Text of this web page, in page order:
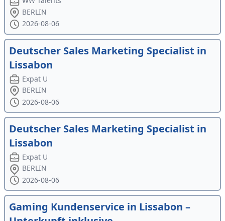
BERLIN
2026-08-06
Deutscher Sales Marketing Specialist in
Lissabon
Expat U
BERLIN
2026-08-06
Deutscher Sales Marketing Specialist in
Lissabon
Expat U
BERLIN
2026-08-06
Gaming Kundenservice in Lissabon –